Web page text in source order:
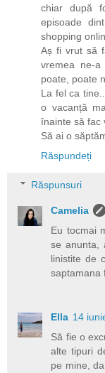
chiar după
episoade
shopping
Aș fi vrut să
vremea ne-a
poate, poate
La fel ca
o vacanță
înainte să fac
Să ai o
Răspundeți
Răspunsuri
Camelia
Eu tocmai
se anunta,
linistite de
saptamana
Ella 14
Să fie o
alte tipuri
pe mine,